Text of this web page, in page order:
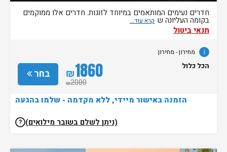
חדרים נעימים המותאמים במיוחד לזוגות. חדרים אלו ממוקמים
בקומה העליונה ש
תנאי ביטול
i מחירון- מחירון
בחר ₪1860
₪2000
הכל כלול
הזמנה באישור מיידי, ללא מקדמה - שלמו בהגעה
(ניתן לשלם בשובר מילואים) ?